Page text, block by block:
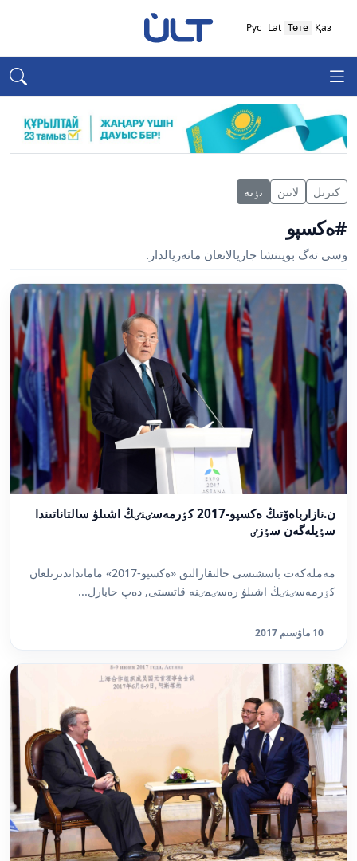
Қаз
Төте
Lat
Рус
كىرىل لاتىن تٶتە
#ەكسپو
وسى تەگ بويىنشا جاريالانعان ماتەريالدار.
ن.نازارباەۆتىڭ ەكسپو-2017 كٶرمەسٸنٸڭ اشىلۋ سالتاناتىندا
سٶيلەگەن سٶزٸ
مەملەكەت باسشىسى حالىقارالىق «ەكسپو-2017» مامانداندىرىلعان
كٶرمەسٸنٸڭ اشىلۋ رەسٸمٸنە قاتىستى, دەپ حابارل...
10 ماۋسىم 2017